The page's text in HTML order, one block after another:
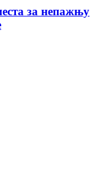
за непажњу